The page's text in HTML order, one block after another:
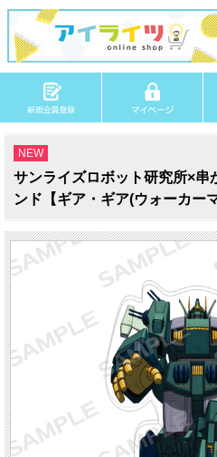
NEW
サンライズロボット研究所×串
ンド【ギア・ギア(ウォーカー